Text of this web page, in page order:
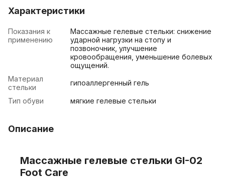
Характеристики
Показания к
применению
Массажные гелевые стельки: снижение
ударной нагрузки на стопу и
позвоночник, улучшение
кровообращения, уменьшение болевых
ощущений.
Материал
стельки
гипоаллергенный гель
Тип обуви мягкие гелевые стельки
Описание
Массажные гелевые стельки GI-02
Foot Care